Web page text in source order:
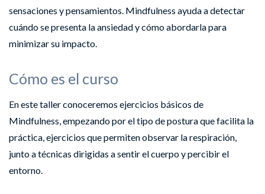
sensaciones y pensamientos. Mindfulness ayuda a detectar
cuándo se presenta la ansiedad y cómo abordarla para
minimizar su impacto.
Cómo es el curso
En este taller conoceremos ejercicios básicos de
Mindfulness, empezando por el tipo de postura que facilita la
práctica, ejercicios que permiten observar la respiración,
junto a técnicas dirigidas a sentir el cuerpo y percibir el
entorno.